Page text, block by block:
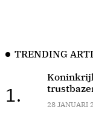
TRENDING
1. 28 JANUARI